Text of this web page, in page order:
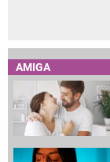
AMIGA